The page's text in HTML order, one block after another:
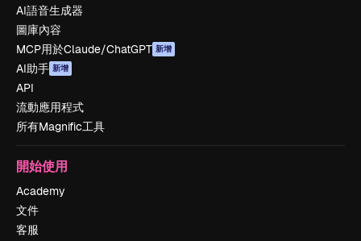
AI語音生成器
圖庫內容
MCP用於Claude/ChatGPT 新增
AI助手 新增
API
流動應用程式
所有Magnific工具
開始使用
Academy
文件
客服